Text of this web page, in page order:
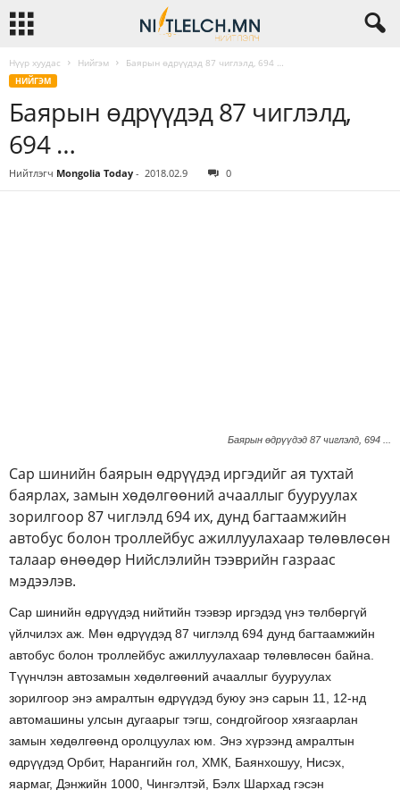
Нүүр хуудас Нийгэм Баярын өдрүүдэд 87 чиглэлд, 694 …
НИЙГЭМ
Баярын өдрүүдэд 87 чиглэлд,
694 …
Нийтлэгч Mongolia Today - 2018.02.9 0
Баярын өдрүүдэд 87 чиглэлд, 694 ...
Сар шинийн баярын өдрүүдэд иргэдийг ая тухтай
баярлах, замын хөдөлгөөний ачааллыг бууруулах
зорилгоор 87 чиглэлд 694 их, дунд багтаамжийн
автобус болон троллейбус ажиллуулахаар төлөвлөсөн
талаар өнөөдөр Нийслэлийн тээврийн газраас
мэдээлэв.
Сар шинийн өдрүүдэд нийтийн тээвэр иргэдэд үнэ төлбөргүй
үйлчилэх аж. Мөн өдрүүдэд 87 чиглэлд 694 дунд багтаамжийн
автобус болон троллейбус ажиллуулахаар төлөвлөсөн байна.
Түүнчлэн автозамын хөдөлгөөний ачааллыг бууруулах
зорилгоор энэ амралтын өдрүүдэд буюу энэ сарын 11, 12-нд
автомашины улсын дугаарыг тэгш, сондгойгоор хязгаарлан
замын хөдөлгөөнд оролцуулах юм. Энэ хүрээнд амралтын
өдрүүдэд Орбит, Нарангийн гол, ХМК, Баянхошуу, Нисэх,
яармаг, Дэнжийн 1000, Чингэлтэй, Бэлх Шархад гэсэн